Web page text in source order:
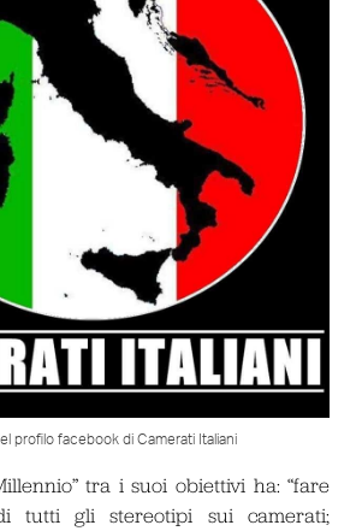
profilo facebook di Camerati Italiani
tra i suoi obiettivi ha: “fare
tutti gli stereotipi sui camerati;